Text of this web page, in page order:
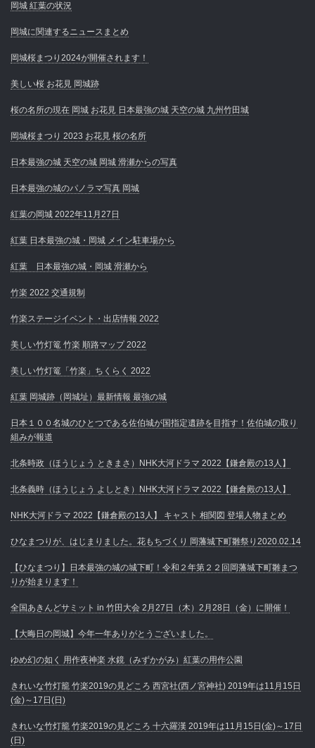
岡城 紅葉の状況
岡城に関連するニュースまとめ
岡城桜まつり2024が開催されます！
美しい桜 お花見 岡城跡
桜の名所の現在 岡城 お花見 日本最強の城 天空の城 九州竹田城
岡城桜まつり 2023 お花見 桜の名所
日本最強の城 天空の城 岡城 滑瀬からの写真
日本最強の城のパノラマ写真 岡城
紅葉の岡城 2022年11月27日
紅葉 日本最強の城・岡城 メイン駐車場から
紅葉 日本最強の城・岡城 滑瀬から
竹楽 2022 交通規制
竹楽ステージイベント・出店情報 2022
美しい竹灯篭 竹楽 順路マップ 2022
美しい竹灯篭「竹楽」ちくらく 2022
紅葉 岡城跡（岡城址）最新情報 最強の城
日本１００名城のひとつである佐伯城が国指定遺跡を目指す！佐伯城の取り
組みが報道
北条時政（ほうじょう ときまさ）NHK大河ドラマ 2022【鎌倉殿の13人】
北条義時（ほうじょう よしとき）NHK大河ドラマ 2022【鎌倉殿の13人】
NHK大河ドラマ 2022【鎌倉殿の13人】 キャスト 相関図 登場人物まとめ
ひなまつりが、はじまりました。花もちづくり 岡藩城下町雛祭り2020.02.14
【ひなまつり】日本最強の城の城下町！令和２年第２２回岡藩城下町雛まつ
りが始まります！
全国あきんどサミット in 竹田大会 2月27日（木）2月28日（金）に開催！
【大晦日の岡城】今年一年ありがとうございました。
ゆめ幻の如く 用作夜神楽 水鏡（みずかがみ）紅葉の用作公園
きれいな竹灯籠 竹楽2019の見どころ 西宮社(西ノ宮神社) 2019年は11月15日
(金)～17日(日)
きれいな竹灯籠 竹楽2019の見どころ 十六羅漢 2019年は11月15日(金)～17日
(日)